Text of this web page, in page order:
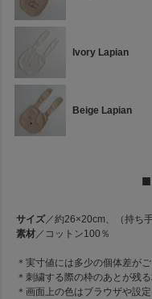
Ivory Lapian
Beige Lapian
サイズ／約26×20cm、（持ち
素材／コットン100％
＊実寸値には多少の個体差がご
＊刺繍する際の枠のあとが残
＊画面上の色はブラウザや設